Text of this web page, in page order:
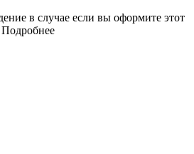
в случае если вы оформите этот
Подробнее